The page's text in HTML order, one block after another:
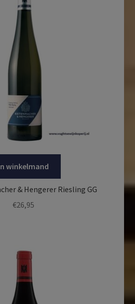
winkelmand
& Hengerer Riesling GG
€26,95